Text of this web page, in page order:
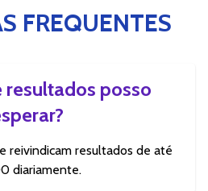
FREQUENTES
resultados posso
reivindicam resultados de até
diariamente.